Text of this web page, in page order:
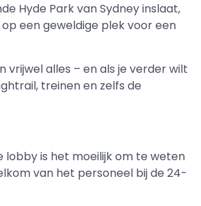
Hyde Park van Sydney inslaat,
een geweldige plek voor een
alles – en als je verder wilt
treinen en zelfs de
lobby is het moeilijk om te weten
van het personeel bij de 24-